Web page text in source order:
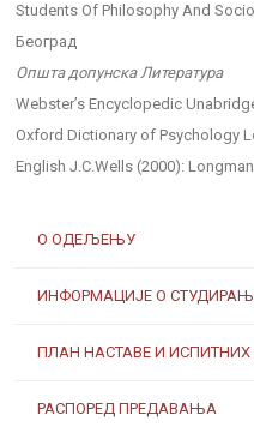
О ОДЕЉЕЊУ
ИНФОРМАЦИЈЕ О
ПЛАН НАСТАВЕ И ИСПИТНИХ
РАСПОРЕД ПРЕДАВАЊА
Students Of Philosophy And
Београд
Општа допунска Литература
Webster’s Encyclopedic
Oxford Dictionary of Psychology
English J.C.Wells (2000):